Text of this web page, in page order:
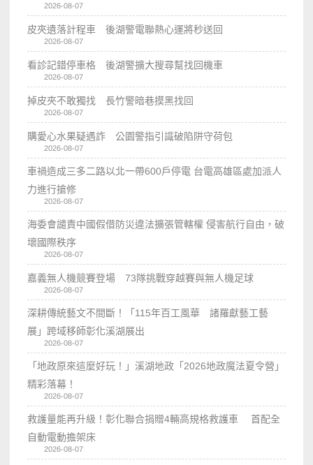
2026-08-07
皮夾遺落計程車 後湖警電聯熱心運將秒送回
2026-08-07
看診記錯停車格 後湖警擴大搜尋幫找回機車
2026-08-07
掉皮夾不敢獨找 長竹警暗巷摸黑找回
2026-08-07
購愛心水果疑遇詐 公園警指引識破陷阱守荷包
2026-08-07
車禍造成三多二路以北一帶600戶停電 台電高雄區處加派人
力進行搶修
2026-08-07
海委會譴責中國假借防災違法擴張管轄權 侵害航行自由，破
壞國際秩序
2026-08-07
嘉義無人機競賽登場 73隊挑戰穿越賽與無人機足球
2026-08-07
深耕傳統藝文不間斷！「115年百工風華 諸羅獻藝工藝
展」跨域移師彰化溪湖展出
2026-08-07
「地政原來這麼好玩！」溪湖地政「2026地政魔法夏令營」
精彩落幕！
2026-08-07
救護量能再升級！彰化聯合捐贈4輛高規格救護車 首配全
自動電動擔架床
2026-08-07